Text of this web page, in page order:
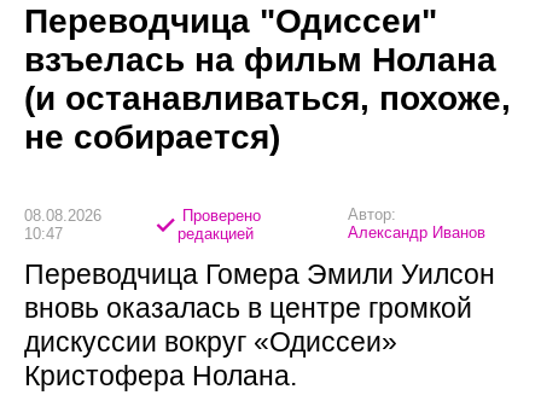
Переводчица "Одиссеи"
взъелась на фильм Нолана
(и останавливаться, похоже,
не собирается)
08.08.2026
10:47
Проверено
редакцией
Автор:
Александр Иванов
Переводчица Гомера Эмили Уилсон
вновь оказалась в центре громкой
дискуссии вокруг «Одиссеи»
Кристофера Нолана.